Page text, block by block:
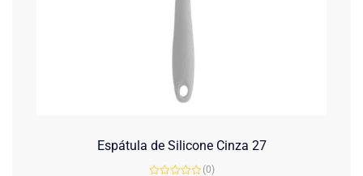
Espátula de Silicone Cinza 27
(0)